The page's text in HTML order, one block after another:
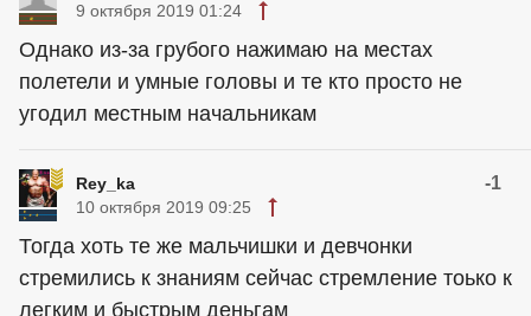
9 октября 2019 01:24
Однако из-за грубого нажимаю на местах
полетели и умные головы и те кто просто не
угодил местным начальникам
Rey_ka -1
10 октября 2019 09:25
Тогда хоть те же мальчишки и девчонки
стремились к знаниям сейчас стремление тоько к
легким и быстрым деньгам